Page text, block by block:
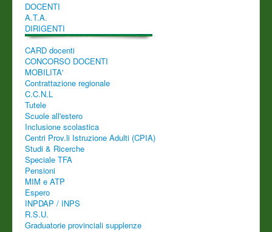
DOCENTI
A.T.A.
DIRIGENTI
CARD docenti
CONCORSO DOCENTI
MOBILITA'
Contrattazione regionale
C.C.N.L
Tutele
Scuole all'estero
Inclusione scolastica
Centri Prov.li Istruzione Adulti (CPIA)
Studi & Ricerche
Speciale TFA
Pensioni
MIM e ATP
Espero
INPDAP / INPS
R.S.U.
Graduatorie provinciali supplenze